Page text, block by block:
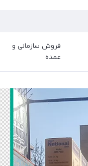
فروش سازمانی و
عمده